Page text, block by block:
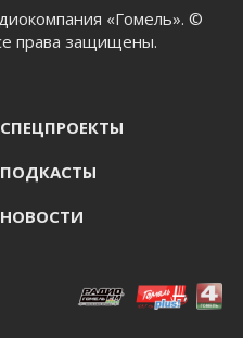
«Гомель». ©
права защищены.
СПЕЦПРОЕКТЫ
ПОДКАСТЫ
НОВОСТИ